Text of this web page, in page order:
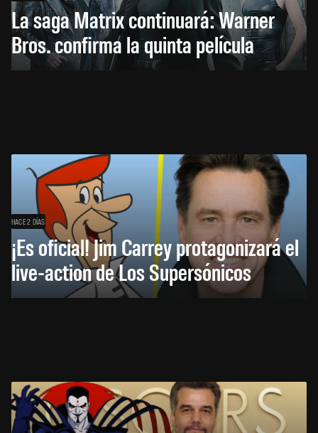
La saga Matrix continuará: Warner
Bros. confirma la quinta película
HACE 2 DÍAS
¡Es oficial! Jim Carrey protagonizará el
live-action de Los Supersónicos